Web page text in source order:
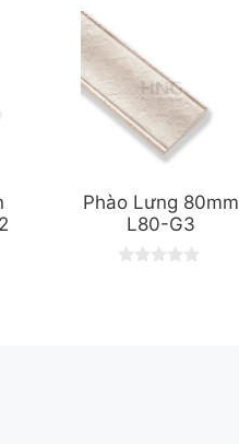
Phào Lưng 80mm
L80-G3